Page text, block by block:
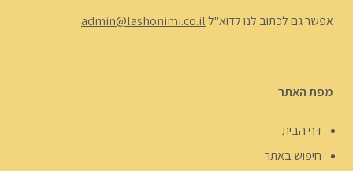
אפשר גם לכתוב לנו לדוא"לadmin@lashonimi.co.il
.
מפת האתר
דף הבית
חיפוש באתר